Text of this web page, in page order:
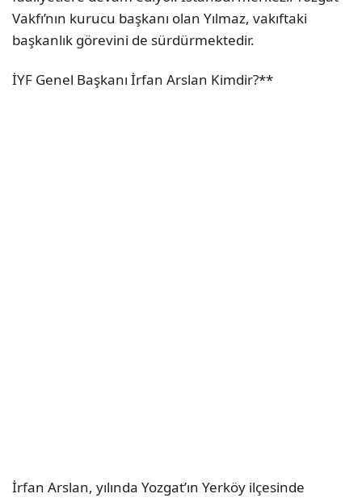
Vakfı’nın kurucu başkanı olan Yılmaz, vakıftaki
başkanlık görevini de sürdürmektedir.
İYF Genel Başkanı İrfan Arslan Kimdir?**
İrfan Arslan, yılında Yozgat’ın Yerköy ilçesinde